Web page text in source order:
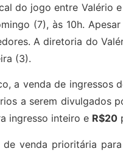
do jogo entre Valério
(7), às 10h.
A diretoria do
(3).
a venda de
a serem divulgados
ingresso inteiro e R$20
venda prioritária